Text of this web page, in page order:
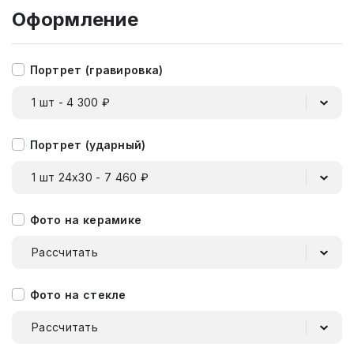
Оформление
Портрет (гравировка)
1 шт - 4 300 ₽
Портрет (ударный)
1 шт 24х30 - 7 460 ₽
Фото на керамике
Рассчитать
Фото на стекле
Рассчитать